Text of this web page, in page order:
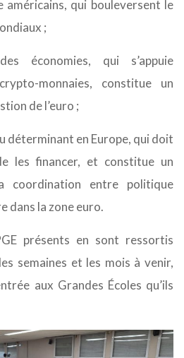
américains, qui bouleversent le
;
économies, qui s’appuie
monnaies, constitue un
de l’euro ;
déterminant en Europe, qui doit
les financer, et constitue un
coordination entre politique
dans la zone euro.
présents en sont ressortis
semaines et les mois à venir,
aux Grandes Écoles qu’ils